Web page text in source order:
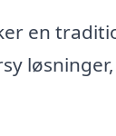
en